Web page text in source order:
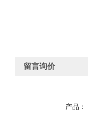
留言询价
产品：